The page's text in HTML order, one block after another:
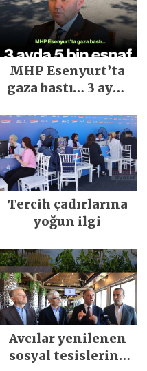
MHP Esenyurt’ta
gaza bastı… 3 ayda
edildi
Tercih çadırlarına
yoğun ilgi
Avcılar yenilenen
sosyal tesislerine